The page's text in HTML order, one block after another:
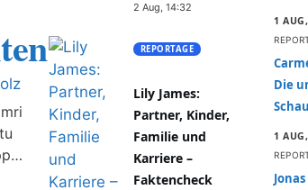
2 Aug, 14:32
REPORTAGE
Lily James:
Partner, Kinder,
Familie und
Karriere –
Faktencheck
1
Die
1